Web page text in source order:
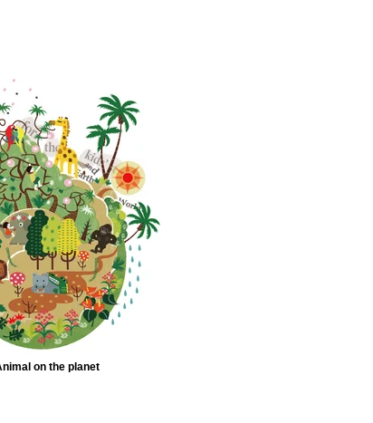
on the planet